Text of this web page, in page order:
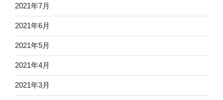
2021年7月
2021年6月
2021年5月
2021年4月
2021年3月